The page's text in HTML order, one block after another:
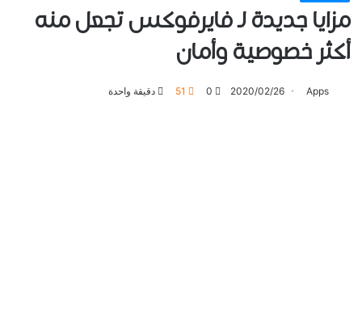
مزايا جديدة لـ ﻓﺎﻳﺮﻓﻮﻛﺲ تجعل منه
ﺃﻛﺜﺮ ﺧﺼﻮﺻﻴﺔ ﻭﺃﻣﺎﻥ
Apps
2020/02/26
0
51 دقيقة واحدة